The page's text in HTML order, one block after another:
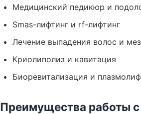
Медицинский педикюр и
Smas-лифтинг и rf-лифтинг
Лечение выпадения волос и
Криолиполиз и кавитация
Биоревитализация и
Преимущества работы